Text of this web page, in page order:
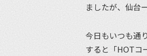
ましたが、仙台
今日もいつも通
すると「HOTコ